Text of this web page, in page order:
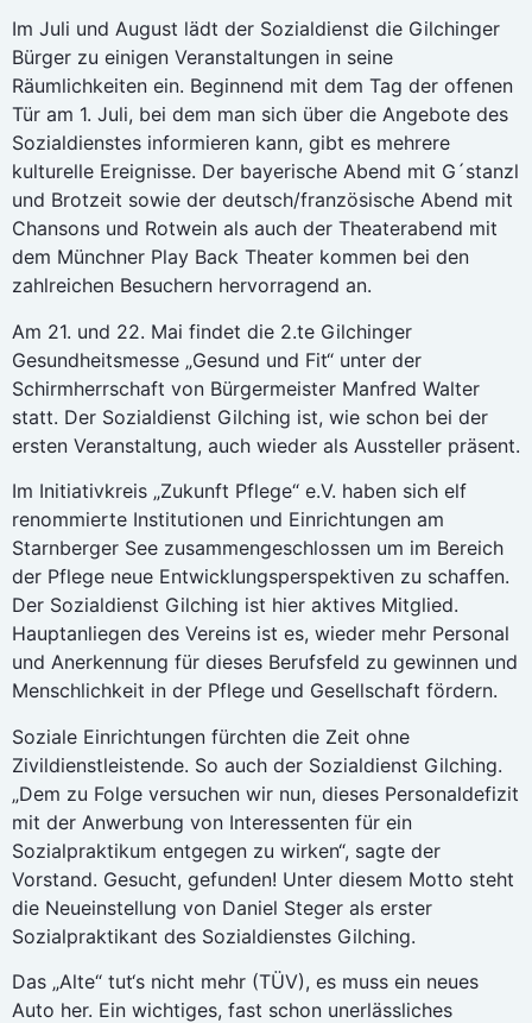
Im Juli und August lädt der Sozialdienst die Gilchinger
Bürger zu einigen Veranstaltungen in seine
Räumlichkeiten ein. Beginnend mit dem Tag der offenen
Tür am 1. Juli, bei dem man sich über die Angebote des
Sozialdienstes informieren kann, gibt es mehrere
kulturelle Ereignisse. Der bayerische Abend mit G´stanzl
und Brotzeit sowie der deutsch/französische Abend mit
Chansons und Rotwein als auch der Theaterabend mit
dem Münchner Play Back Theater kommen bei den
zahlreichen Besuchern hervorragend an.
Am 21. und 22. Mai findet die 2.te Gilchinger
Gesundheitsmesse „Gesund und Fit“ unter der
Schirmherrschaft von Bürgermeister Manfred Walter
statt. Der Sozialdienst Gilching ist, wie schon bei der
ersten Veranstaltung, auch wieder als Aussteller präsent.
Im Initiativkreis „Zukunft Pflege“ e.V. haben sich elf
renommierte Institutionen und Einrichtungen am
Starnberger See zusammengeschlossen um im Bereich
der Pflege neue Entwicklungsperspektiven zu schaffen.
Der Sozialdienst Gilching ist hier aktives Mitglied.
Hauptanliegen des Vereins ist es, wieder mehr Personal
und Anerkennung für dieses Berufsfeld zu gewinnen und
Menschlichkeit in der Pflege und Gesellschaft fördern.
Soziale Einrichtungen fürchten die Zeit ohne
Zivildienstleistende. So auch der Sozialdienst Gilching.
„Dem zu Folge versuchen wir nun, dieses Personaldefizit
mit der Anwerbung von Interessenten für ein
Sozialpraktikum entgegen zu wirken“, sagte der
Vorstand. Gesucht, gefunden! Unter diesem Motto steht
die Neueinstellung von Daniel Steger als erster
Sozialpraktikant des Sozialdienstes Gilching.
Das „Alte“ tut‘s nicht mehr (TÜV), es muss ein neues
Auto her. Ein wichtiges, fast schon unerlässliches